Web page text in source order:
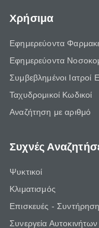
Χρήσιμα
Εφημερεύοντα
Εφημερεύοντα
Συμβεβλημένοι
Ταχυδρομικοί Κωδικοί
Αναζήτηση με αριθμό
Συχνές
Ψυκτικοί
Κλιματισμός
Επισκευές -
Συνεργεία Αυτοκινήτων